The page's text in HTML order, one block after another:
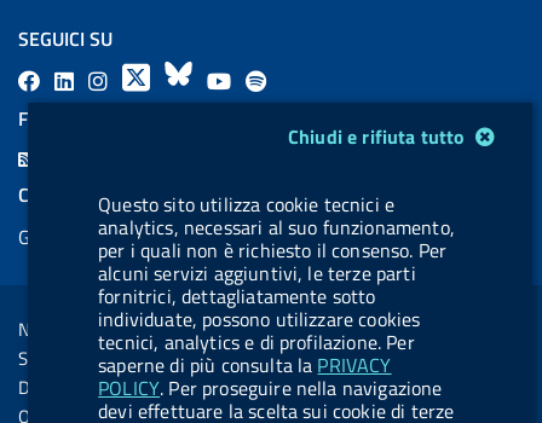
Chiudi e rifiuta tutto
Questo sito utilizza cookie tecnici e
analytics, necessari al suo funzionamento,
per i quali non è richiesto il consenso. Per
alcuni servizi aggiuntivi, le terze parti
fornitrici, dettagliatamente sotto
individuate, possono utilizzare cookies
tecnici, analytics e di profilazione. Per
saperne di più consulta la PRIVACY
POLICY. Per proseguire nella navigazione
devi effettuare la scelta sui cookie di terze
SEGUICI SU
F
a
L
i
a
l
.
b
u
t
t
o
X
B
l
s
k
y
Y
o
u
b
e
l
a
l
.
b
u
t
t
o
FEED RSS
COOKIES
Gestione cookie
Sezione Link Utili
Note legali
Social Media Policy
Dichiarazione di accessibilità
Obiettivi di accessibilità